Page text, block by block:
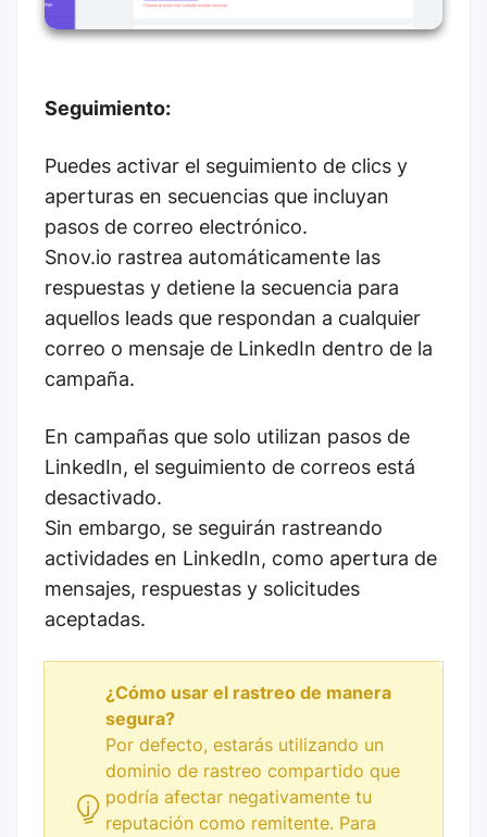
Seguimiento:
Puedes activar el seguimiento de clics y
aperturas en secuencias que incluyan
pasos de correo electrónico.
Snov.io rastrea automáticamente las
respuestas y detiene la secuencia para
aquellos leads que respondan a cualquier
correo o mensaje de LinkedIn dentro de la
campaña.
En campañas que solo utilizan pasos de
LinkedIn, el seguimiento de correos está
desactivado.
Sin embargo, se seguirán rastreando
actividades en LinkedIn, como apertura de
mensajes, respuestas y solicitudes
aceptadas.
¿Cómo usar el rastreo de manera
segura?
Por defecto, estarás utilizando un
dominio de rastreo compartido que
podría afectar negativamente tu
reputación como remitente. Para